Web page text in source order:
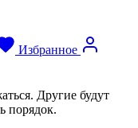
Избранное
Другие будут
порядок.